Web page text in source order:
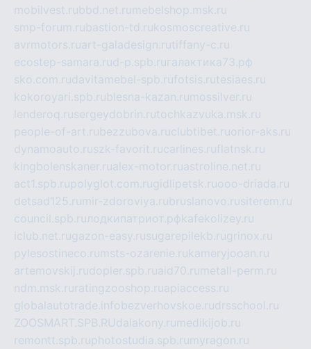
mobilvest.rubbd.net.ru mebelshop.msk.ru
smp-forum.rubastion-td.rukosmoscreative.ru
avrmotors.ruart-galadesign.rutiffany-c.ru
ecostep-samara.rud-p.spb.ru галактика73.рф
sko.com.rudavitamebel-spb.rufotsis.rutesiaes.ru
kokoroyari.spb.rublesna-kazan.ru mossilver.ru
lenderoq.rusergeydobrin.rutochkazvuka.msk.ru
people-of-art.rubezzubova.ruclubtibet.ruorior-aks.ru
dynamoauto.ruszk-favorit.rucarlines.ruflatnsk.ru
kingbolenskaner.rualex-motor.ruastroline.net.ru
act1.spb.rupolyglot.com.rugidlipetsk.ruooo-driada.ru
detsad125.ru mir-zdoroviya.rubruslanovo.rusiterem.ru
council.spb.ruлодкипатриот.рфkafekolizey.ru
iclub.net.rugazon-easy.rusugarepilekb.rugrinox.ru
pylesostineco.ru msts-ozarenie.rukameryjooan.ru
artemovskij.rudopler.spb.ruaid70.ru metall-perm.ru
ndm.msk.ru ratingzooshop.ruapiaccess.ru
globalautotrade.info bezverhovskoe.rudrsschool.ru
ZOOSMART.SPB.RUdalakony.ru medikijob.ru
remontt.spb.ruphotostudia.spb.ru myragon.ru